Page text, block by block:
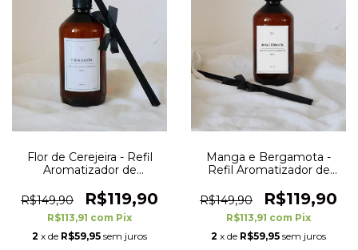
Flor de Cerejeira - Refil
Aromatizador de
R$149,90
R$119,90
R$113,91 com Pix
2 x de R$59,95 sem juros
Manga e Bergamota -
Refil Aromatizador de
R$149,90
R$119,90
R$113,91 com Pix
2 x de R$59,95 sem juros